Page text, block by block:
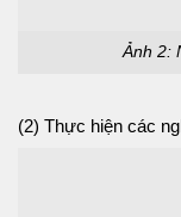
Ảnh 2:
(2) Thực hiện các